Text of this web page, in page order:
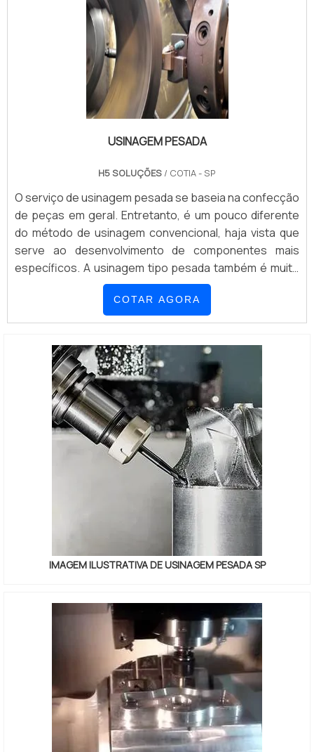
USINAGEM PESADA
H5 SOLUÇÕES / COTIA - SP
O serviço de usinagem pesada se baseia na confecção
de peças em geral. Entretanto, é um pouco diferente
do método de usinagem convencional, haja vista que
serve ao desenvolvimento de componentes mais
específicos. A usinagem tipo pesada também é muito
utilizada para reparo e manutenção, especialmente de
itens em uso, devolvendo a funcionalidade adequada à
máquinas empregadas em grandes fábricas, o que é
COTAR AGORA
IMAGEM ILUSTRATIVA DE USINAGEM PESADA SP